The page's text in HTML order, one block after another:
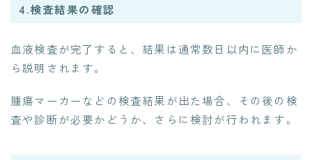
4.検査結果の確認
血液検査が完了すると、結果は通常数日以内に医師か
ら説明されます。
腫瘍マーカーなどの検査結果が出た場合、その後の検
査や診断が必要かどうか、さらに検討が行われます。